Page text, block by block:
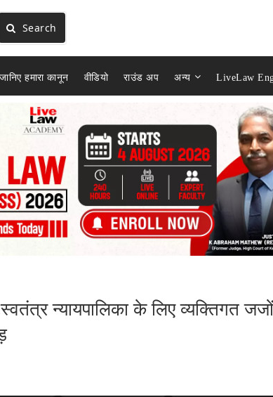
Search
जानिए हमारा कानून वीडियो राउंड अप अन्य LiveLaw
न्यायपालिका के लिए व्यक्तिगत जजों